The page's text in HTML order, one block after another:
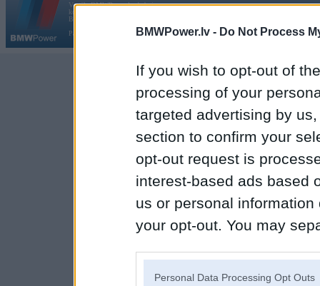
BMWPower.lv - Do Not Process
If you wish to opt-out of
processing of your
targeted advertising by
section to confirm your
opt-out request is
interest-based ads based
us or personal
your opt-out. You may
Personal Data Processing Opt Outs
Vortāls BMWPower.lv darbojas
kopš 2002. gada 14. maija. Tas nav auto klubs un nav saistīts ar
BMW AG.
Par BMWPower
Kontakti | Reklāma